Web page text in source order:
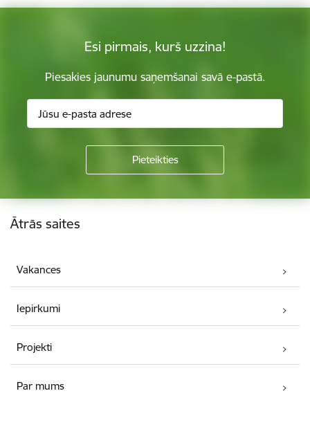
Esi pirmais, kurš uzzina!
Piesakies jaunumu saņemšanai savā e-pastā.
Kājene
Ātrās saites
Vakances
Iepirkumi
Projekti
Par mums